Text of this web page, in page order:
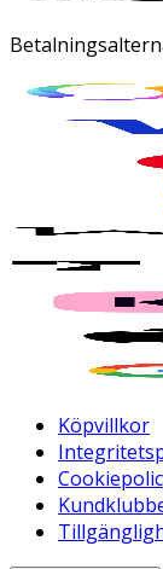
Köpvillkor